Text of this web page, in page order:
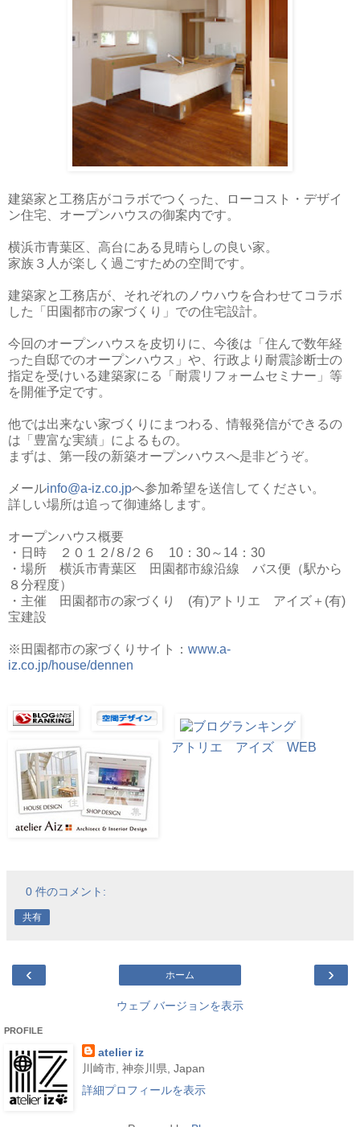
建築家と工務店がコラボでつくった、ローコスト・デザイ
ン住宅、オープンハウスの御案内です。
横浜市青葉区、高台にある見晴らしの良い家。
家族３人が楽しく過ごすための空間です。
建築家と工務店が、それぞれのノウハウを合わせてコラボ
した「田園都市の家づくり」での住宅設計。
今回のオープンハウスを皮切りに、今後は「住んで数年経
った自邸でのオープンハウス」や、行政より耐震診断士の
指定を受けいる建築家にる「耐震リフォームセミナー」等
を開催予定です。
他では出来ない家づくりにまつわる、情報発信ができるの
は「豊富な実績」によるもの。
まずは、第一段の新築オープンハウスへ是非どうぞ。
メールinfo@a-iz.co.jpへ参加希望を送信してください。
詳しい場所は追って御連絡します。
オープンハウス概要
・日時 ２０１２/８/２６ 10：30～14：30
・場所 横浜市青葉区 田園都市線沿線 バス便（駅から
８分程度）
・主催 田園都市の家づくり (有)アトリエ アイズ＋(有)
宝建設
※田園都市の家づくりサイト： www.a-
iz.co.jp/house/dennen
アトリエ アイズ WEB
0 件のコメント:
共有
‹ ›
ホーム
ウェブ バージョンを表示
PROFILE
atelier iz
川崎市, 神奈川県, Japan
詳細プロフィールを表示